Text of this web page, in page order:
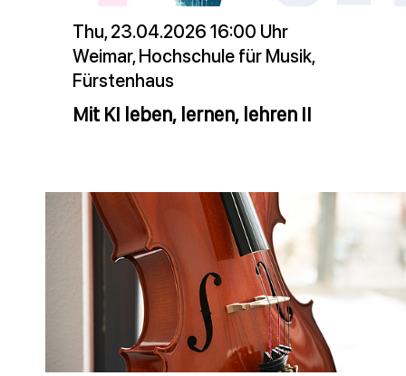
Thu, 23.04.2026 16:00 Uhr
Weimar, Hochschule für Musik,
Fürstenhaus
Mit KI leben, lernen, lehren II